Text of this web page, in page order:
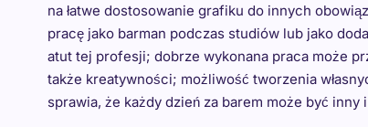
na łatwe dostosowanie grafiku do innych
pracę jako barman podczas studiów lub jako
atut tej profesji; dobrze wykonana praca może
także kreatywności; możliwość tworzenia
sprawia, że każdy dzień za barem może być inny i